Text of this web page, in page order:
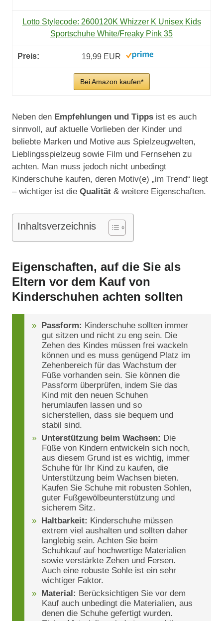
Lotto Stylecode: 2600120K Whizzer K Unisex Kids
Sportschuhe White/Freaky Pink 35
19,99 EUR
Bei Amazon kaufen*
Neben den Empfehlungen und Tipps ist es auch
sinnvoll, auf aktuelle Vorlieben der Kinder und
beliebte Marken und Motive aus Spielzeugwelten,
Lieblingsspielzeug sowie Film und Fernsehen zu
achten. Man muss jedoch nicht unbedingt
Kinderschuhe kaufen, deren Motiv(e) „im Trend“ liegt
– wichtiger ist die Qualität & weitere Eigenschaften.
Inhaltsverzeichnis
Eigenschaften, auf die Sie als
Eltern vor dem Kauf von
Kinderschuhen achten sollten
Passform: Kinderschuhe sollten immer
gut sitzen und nicht zu eng sein. Die
Zehen des Kindes müssen frei wackeln
können und es muss genügend Platz im
Zehenbereich für das Wachstum der
Füße vorhanden sein. Sie können die
Passform überprüfen, indem Sie das
Kind mit den neuen Schuhen
herumlaufen lassen und so
sicherstellen, dass sie bequem und
stabil sind.
Unterstützung beim Wachsen: Die
Füße von Kindern entwickeln sich noch,
aus diesem Grund ist es wichtig, immer
Schuhe für Ihr Kind zu kaufen, die
Unterstützung beim Wachsen bieten.
Kaufen Sie Schuhe mit robusten Sohlen,
guter Fußgewölbeunterstützung und
sicherem Sitz.
Haltbarkeit: Kinderschuhe müssen
extrem viel aushalten und sollten daher
langlebig sein. Achten Sie beim
Schuhkauf auf hochwertige Materialien
sowie verstärkte Zehen und Fersen.
Auch eine robuste Sohle ist ein sehr
wichtiger Faktor.
Material: Berücksichtigen Sie vor dem
Kauf auch unbedingt die Materialien, aus
denen die Schuhe gefertigt wurden.